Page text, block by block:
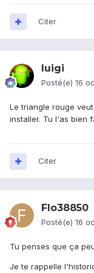
Citer
luigi
Posté(e) 16
Le triangle rouge
installer. Tu l'as bien
Citer
Flo38850
Posté(e) 16
Tu penses que ça
Je te rappelle